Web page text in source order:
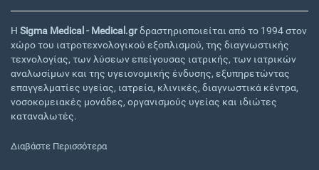
Η Sigma Medical - Medical.grδραστηριοποιείται από το 1994 στον
χώρο του ιατροτεχνολογικού εξοπλισμού, της διαγνωστικής
τεχνολογίας, των λύσεων επείγουσας ιατρικής, των ιατρικών
αναλωσίμων και της υγειονομικής ένδυσης, εξυπηρετώντας
επαγγελματίες υγείας, ιατρεία, κλινικές, διαγνωστικά κέντρα,
νοσοκομειακές μονάδες, οργανισμούς υγείας και ιδιώτες
καταναλωτές.
Διαβάστε Περισσότερα